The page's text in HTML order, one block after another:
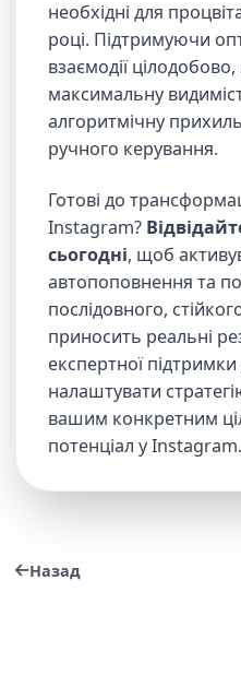
необхідні для
році. Підтримуючи
взаємодії
максимальну
алгоритмічну
ручного керування.
Готові до
Instagram?
сьогодні, щоб
автопоповнення та
послідовного,
приносить реальні
експертної
налаштувати
вашим конкретним
потенціал у Instagram.
Назад